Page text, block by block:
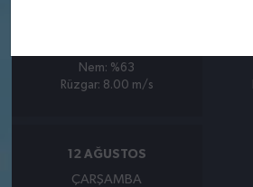
Nem: %63
Rüzgar: 8.00 m/s
12 AĞUSTOS
ÇARŞAMBA